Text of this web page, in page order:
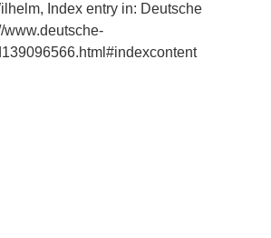
Index entry in: Deutsche
www.deutsche-